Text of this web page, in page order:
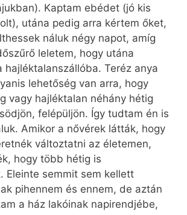
Kaptam ebédet (jó kis
utána pedig arra kértem őket,
náluk négy napot, amíg
leletem, hogy utána
hajléktalanszállóba. Teréz anya
lehetőség van arra, hogy
vagy hajléktalan néhány hétig
felépüljön. Így tudtam én is
Amikor a nővérek látták, hogy
változtatni az életemen,
hogy több hétig is
Eleinte semmit sem kellett
pihennem és ennem, de aztán
a ház lakóinak napirendjébe,